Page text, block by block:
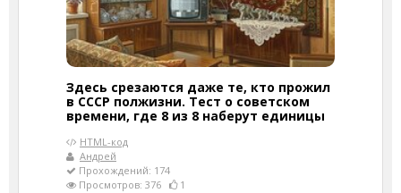
Здесь срезаются даже те, кто прожил
в СССР полжизни. Тест о советском
времени, где 8 из 8 наберут единицы
HTML-код
Андрей
Прохождений: 174
Просмотров: 376
1